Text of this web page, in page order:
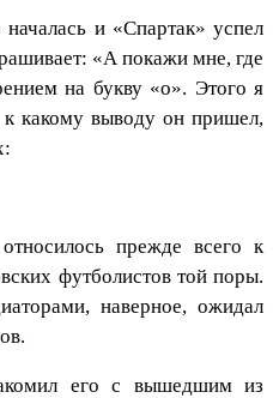
и «Спартак» успел
«А покажи мне, где
на букву «о». Этого я
к какому выводу он пришел,
прежде всего к
футболистов той поры.
наверное, ожидал
его с вышедшим из